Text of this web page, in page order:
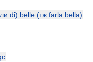
di) belle (тж farla bella)